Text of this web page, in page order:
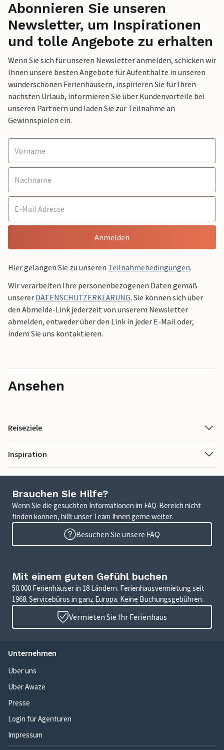
Abonnieren Sie unseren
Newsletter, um Inspirationen
und tolle Angebote zu erhalten
Wenn Sie sich für unseren Newsletter anmelden, schicken wir
Ihnen unsere besten Angebote für Aufenthalte in unseren
wunderschönen Ferienhäusern, inspirieren Sie für Ihren
nächsten Urlaub, informieren Sie über Kundenvorteile bei
unseren Partnern und laden Sie zur Teilnahme an
Gewinnspielen ein.
Anmelden
Hier gelangen Sie zu unseren Teilnahmebedingungen.
Wir verarbeiten Ihre personenbezogenen Daten gemäß
unserer DATENSCHUTZERKLÄRUNG. Sie können sich über
den Abmelde-Link jederzeit von unserem Newsletter
abmelden, entweder über den Link in jeder E-Mail oder,
indem Sie uns kontaktieren.
Ansehen
Reiseziele
Inspiration
Brauchen Sie Hilfe?
Wenn Sie die gesuchten Informationen im FAQ-Bereich nicht
finden können, hilft unser Team Ihnen gerne weiter.
Besuchen Sie unsere FAQ
Mit einem guten Gefühl buchen
50.000 Ferienhäuser in 18 Ländern. Ferienhausvermietung seit
1968. Servicebüros in ganz Europa. Keine Buchungsgebühren.
Vermieten Sie Ihr Ferienhaus
Unternehmen
Über uns
Über Awaze
Presse
Login für Agenturen
Impressum